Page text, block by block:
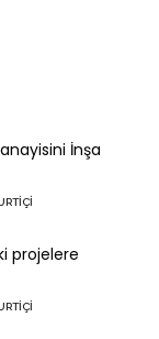
İnşa
projelere